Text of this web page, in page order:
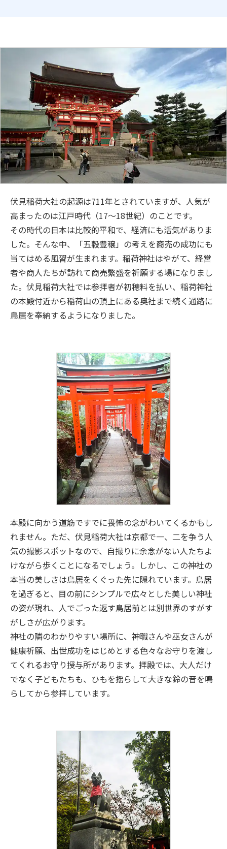
伏見稲荷大社の起源は711年とされていますが、人気が
高まったのは江戸時代（17～18世紀）のことです。
その時代の日本は比較的平和で、経済にも活気がありま
した。そんな中、「五穀豊穣」の考えを商売の成功にも
当てはめる風習が生まれます。稲荷神社はやがて、経営
者や商人たちが訪れて商売繁盛を祈願する場になりまし
た。伏見稲荷大社では参拝者が初穂料を払い、稲荷神社
の本殿付近から稲荷山の頂上にある奥社まで続く通路に
鳥居を奉納するようになりました。
本殿に向かう道筋ですでに畏怖の念がわいてくるかもし
れません。ただ、伏見稲荷大社は京都で一、二を争う人
気の撮影スポットなので、自撮りに余念がない人たちよ
けながら歩くことになるでしょう。しかし、この神社の
本当の美しさは鳥居をくぐった先に隠れています。鳥居
を過ぎると、目の前にシンプルで広々とした美しい神社
の姿が現れ、人でごった返す鳥居前とは別世界のすがす
がしさが広がります。
神社の隣のわかりやすい場所に、神職さんや巫女さんが
健康祈願、出世成功をはじめとする色々なお守りを渡し
てくれるお守り授与所があります。拝殿では、大人だけ
でなく子どもたちも、ひもを揺らして大きな鈴の音を鳴
らしてから参拝しています。